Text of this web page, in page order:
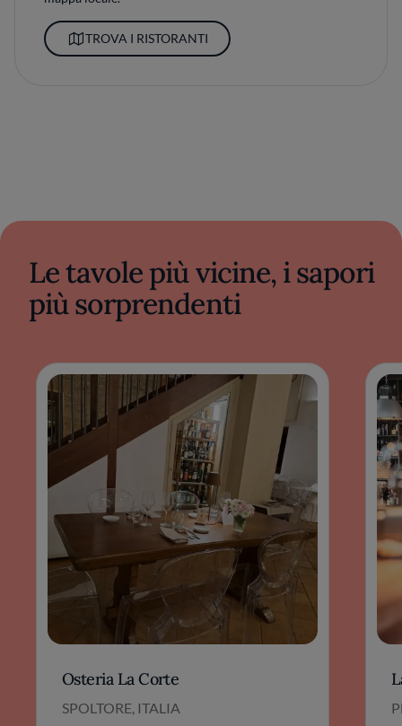
TROVA I RISTORANTI
Le tavole più vicine, i sapori
più sorprendenti
Osteria La Corte
SPOLTORE, ITALIA